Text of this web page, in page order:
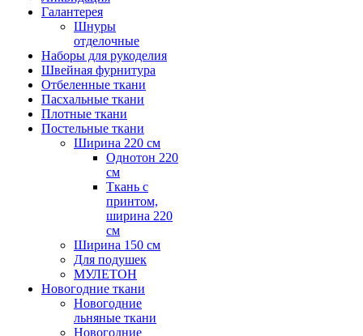
Галантерея
Шнуры
отделочные
Наборы для рукоделия
Швейная фурнитура
Отбеленные ткани
Пасхальные ткани
Плотные ткани
Постельные ткани
Ширина 220 см
Однотон 220
см
Ткань с
принтом,
ширина 220
см
Ширина 150 см
Для подушек
МУЛЕТОН
Новогодние ткани
Новогодние
льняные ткани
Новогодние